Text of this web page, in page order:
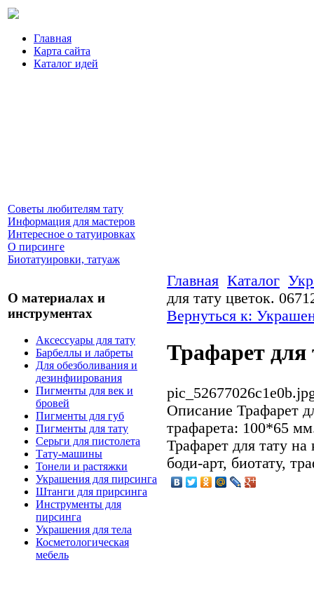
Главная
Карта сайта
Каталог идей
Советы любителям тату
Информация для мастеров
Интересное о татуировках
О пирсинге
Биотатуировки, татуаж
О материалах и
инструментах
Аксессуары для тату
Барбеллы и лабреты
Для обезболивания и
дезинфиирования
Пигменты для век и
бровей
Пигменты для губ
Пигменты для тату
Серьги для пистолета
Тату-машины
Тонели и растяжки
Украшения для пирсинга
Штанги для прирсинга
Инструменты для
пирсинга
Украшения для тела
Косметологическая
мебель
Главная Каталог
для тату цветок.
Вернуться к:
Трафарет для
Описание Трафарет
трафарета: 100*65
Трафарет для тату
боди-арт, биотату,